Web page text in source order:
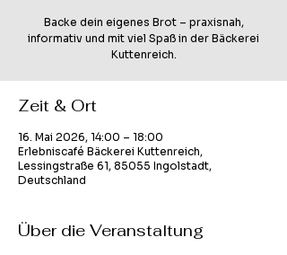
Backe dein eigenes Brot – praxisnah,
informativ und mit viel Spaß in der Bäckerei
Kuttenreich.
Zeit & Ort
16. Mai 2026, 14:00 – 18:00
Erlebniscafé Bäckerei Kuttenreich,
Lessingstraße 61, 85055 Ingolstadt,
Deutschland
Über die Veranstaltung